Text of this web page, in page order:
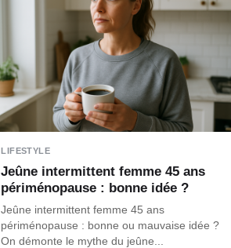
LIFESTYLE
Jeûne intermittent femme 45 ans
périménopause : bonne idée ?
Jeûne intermittent femme 45 ans
périménopause : bonne ou mauvaise idée ?
On démonte le mythe du jeûne...